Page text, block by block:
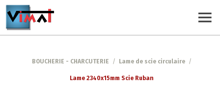
BOUCHERIE - CHARCUTERIE / Lame de scie circulaire /
Lame 2340x15mm Scie Ruban